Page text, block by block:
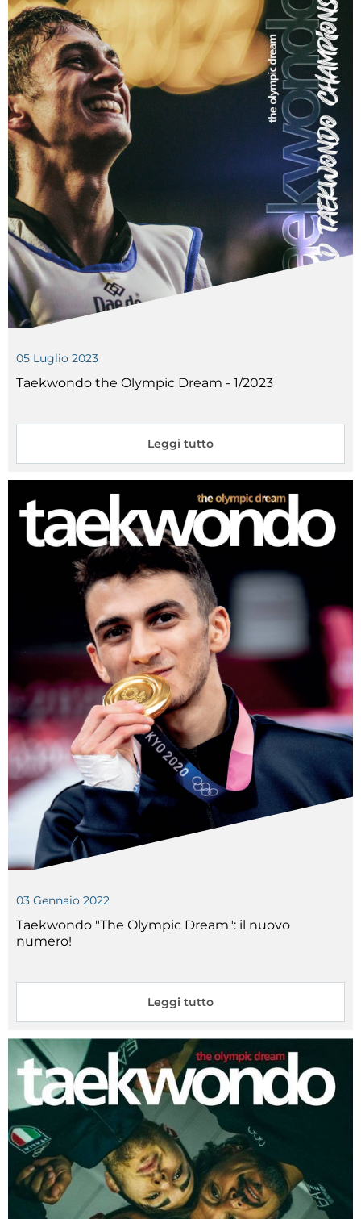
05 Luglio 2023
Taekwondo the Olympic Dream - 1/2023
Leggi tutto
03 Gennaio 2022
Taekwondo "The Olympic Dream": il nuovo
numero!
Leggi tutto